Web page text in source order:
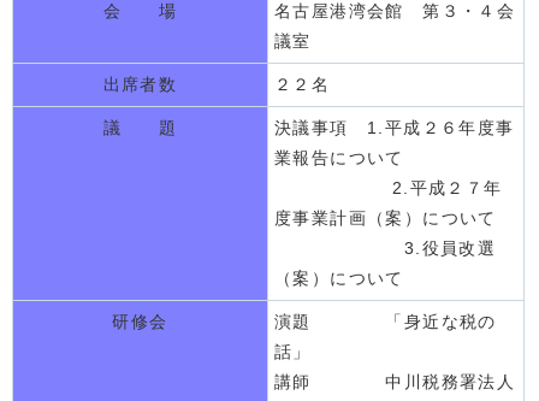
会 場
名古屋港湾会館 第３・４会
議室
出席者数 ２２名
議 題
決議事項 1.平成２６年度事
業報告について
2.平成２７年
度事業計画（案）について
3.役員改選
（案）について
研修会
演題 「身近な税の
話」
講師 中川税務署法人